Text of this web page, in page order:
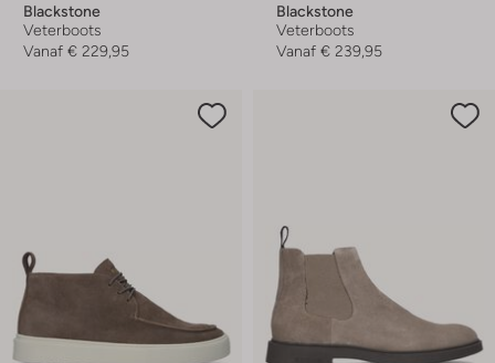
Blackstone
Veterboots
Vanaf € 229,95
Blackstone
Veterboots
Vanaf € 239,95